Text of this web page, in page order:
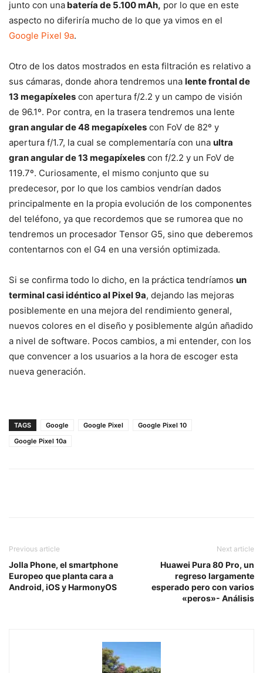
junto con una batería de 5.100 mAh, por lo que en este
aspecto no diferiría mucho de lo que ya vimos en el
Google Pixel 9a.
Otro de los datos mostrados en esta filtración es relativo a
sus cámaras, donde ahora tendremos una lente frontal de
13 megapíxeles con apertura f/2.2 y un campo de visión
de 96.1º. Por contra, en la trasera tendremos una lente
gran angular de 48 megapíxeles con FoV de 82º y
apertura f/1.7, la cual se complementaría con una ultra
gran angular de 13 megapíxeles con f/2.2 y un FoV de
119.7º. Curiosamente, el mismo conjunto que su
predecesor, por lo que los cambios vendrían dados
principalmente en la propia evolución de los componentes
del teléfono, ya que recordemos que se rumorea que no
tendremos un procesador Tensor G5, sino que deberemos
contentarnos con el G4 en una versión optimizada.
Si se confirma todo lo dicho, en la práctica tendríamos un
terminal casi idéntico al Pixel 9a, dejando las mejoras
posiblemente en una mejora del rendimiento general,
nuevos colores en el diseño y posiblemente algún añadido
a nivel de software. Pocos cambios, a mi entender, con los
que convencer a los usuarios a la hora de escoger esta
nueva generación.
TAGS Google Google Pixel
Google Pixel 10
Google Pixel 10a
Previous article
Jolla Phone, el smartphone
Europeo que planta cara a
Android, iOS y HarmonyOS
Next article
Huawei Pura 80 Pro, un
regreso largamente
esperado pero con varios
«peros»- Análisis